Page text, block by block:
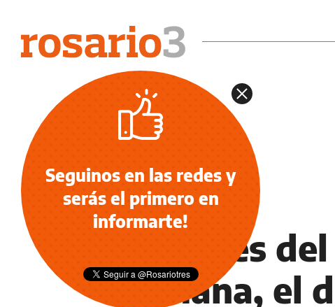
NOTICIAS
Después
semana, el
Seguinos en las redes y
serás el primero en
informarte!